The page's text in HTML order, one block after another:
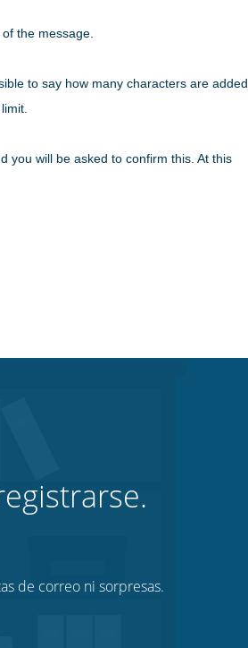
the message.
to say how many characters are added
you will be asked to confirm this. At this
de correo ni sorpresas.